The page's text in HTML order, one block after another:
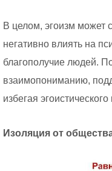
В целом, эгоизм может
негативно влиять на
благополучие людей.
взаимопониманию,
избегая
Изоляция от